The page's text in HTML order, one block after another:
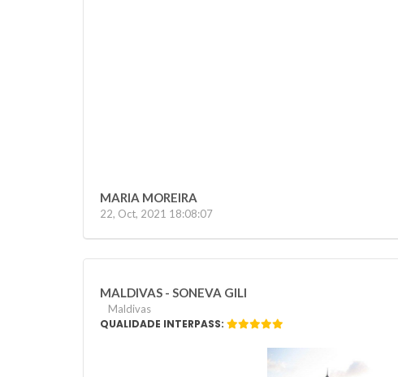
MARIA MOREIRA
22, Oct, 2021 18:08:07
MALDIVAS - SONEVA GILI
Maldivas
QUALIDADE INTERPASS: